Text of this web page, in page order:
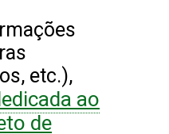
etc.),
ao
de